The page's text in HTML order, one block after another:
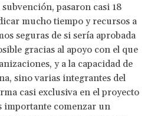
pasaron casi 18
mucho tiempo y recursos a
seguras de si sería aprobada
gracias al apoyo con el que
y a la capacidad de
sino varias integrantes del
casi exclusiva en el proyecto
importante comenzar un